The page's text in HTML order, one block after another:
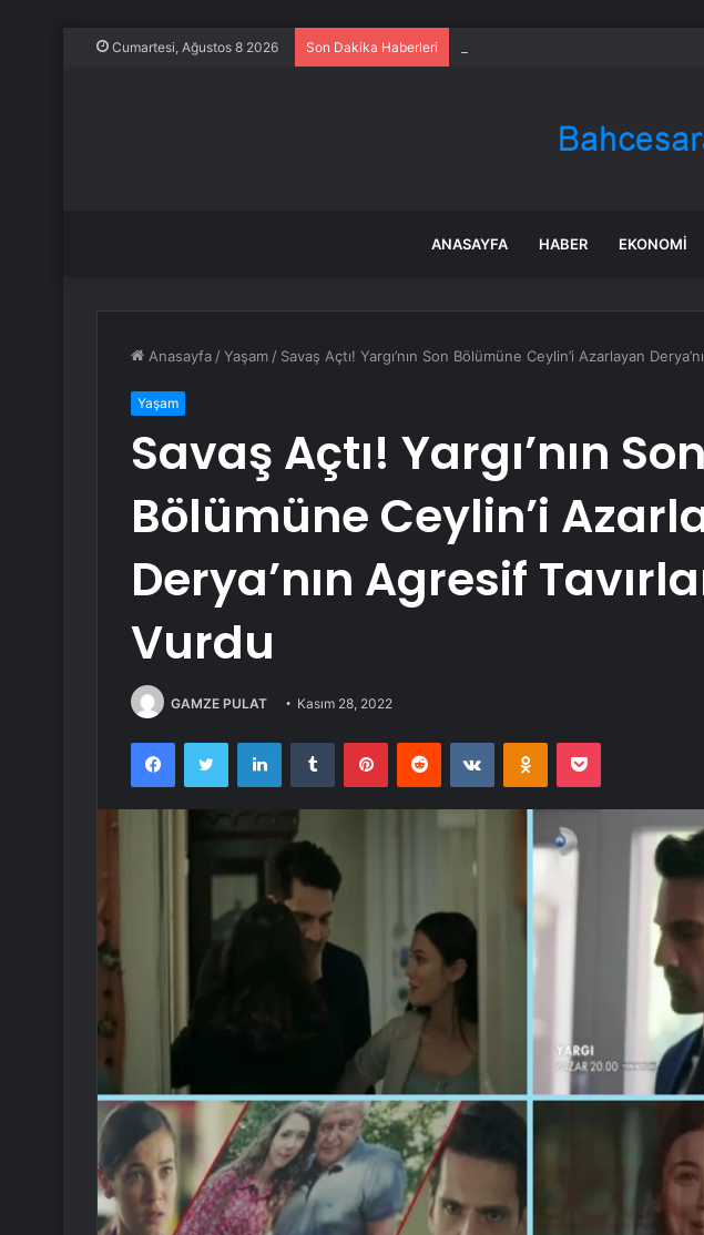
Cumartesi, Ağustos 8 2026 Son Dakika Haberleri
ANASAYFA HABER EKONOMI
Anasayfa /Yaşam / Savaş Açtı! Yargı’nın Son Bölümüne Ceylin’i Azarlayan
Yaşam
Savaş Açtı! Yargı’nın Son
Bölümüne Ceylin’i
Derya’nın Agresif
Vurdu
GAMZE PULAT Kasım 28, 2022
FacebookTwitter LinkedInTumblr PinterestReddit VKontakteOdnoklassniki
Pocket